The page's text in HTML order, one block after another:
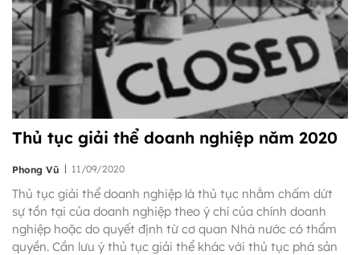
Thủ tục giải thể doanh nghiệp năm 2020
Phong Vũ | 11/09/2020
Thủ tục giải thể doanh nghiệp là thủ tục nhằm chấm dứt
sự tồn tại của doanh nghiệp theo ý chí của chính doanh
nghiệp hoặc do quyết định từ cơ quan Nhà nước có thẩm
quyền. Cần lưu ý thủ tục giải thể khác với thủ tục phá sản